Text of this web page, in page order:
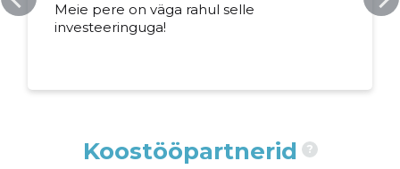
Meie pere on väga rahul selle
investeeringuga!
Koostööpartnerid ?